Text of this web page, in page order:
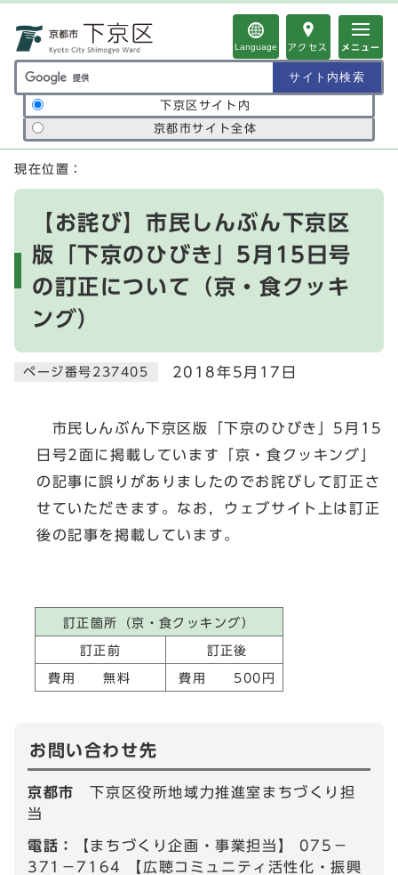
Language アクセス メニュー
サイト内検索の範囲
下京区サイト内
京都市サイト全体
ここから本文です
現在位置：
【お詫び】市民しんぶん下京区
版「下京のひびき」5月15日号
の訂正について（京・食クッキ
ング）
ページ番号237405 2018年5月17日
市民しんぶん下京区版「下京のひびき」5月15
日号2面に掲載しています「京・食クッキング」
の記事に誤りがありましたのでお詫びして訂正さ
せていただきます。なお，ウェブサイト上は訂正
後の記事を掲載しています。
訂正箇所（京・食クッキング）
訂正前 訂正後
費用 無料 費用 500円
お問い合わせ先
京都市下京区役所地域力推進室まちづくり担
当
電話：
【まちづくり企画・事業担当】 075－
371－7164 【広聴コミュニティ活性化・振興